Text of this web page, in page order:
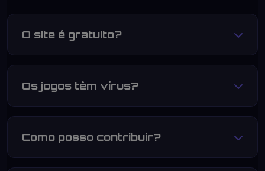
O site é gratuito?
Sim! Todo o conteúdo do Ação 2D é 100%
devem ser acessíveis a todos os fãs.
Os jogos têm vírus?
Não. Todos os arquivos são verificados com
segurança dos nossos usuários acima de tudo.
Como posso contribuir?
Você pode ajudar compartilhando o site,